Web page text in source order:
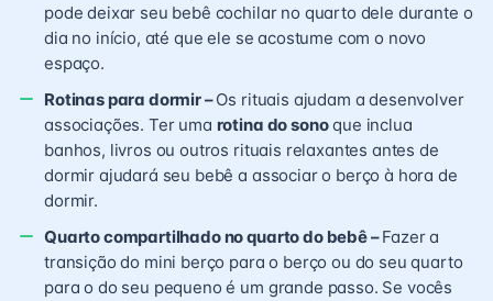
pode deixar seu bebê cochilar no quarto dele durante o
dia no início, até que ele se acostume com o novo
espaço.
Rotinas para dormir –Os rituais ajudam a desenvolver
associações. Ter uma rotina do sonoque inclua
banhos, livros ou outros rituais relaxantes antes de
dormir ajudará seu bebê a associar o berço à hora de
dormir.
Quarto compartilhado no quarto do bebê –Fazer a
transição do mini berço para o berço ou do seu quarto
para o do seu pequeno é um grande passo. Se vocês